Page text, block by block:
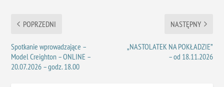
POPRZEDNI
Spotkanie wprowadzające –
Model Creighton – ONLINE –
20.07.2026 – godz. 18.00
NASTĘPNY
„NASTOLATEK NA POKŁADZIE”
– od 18.11.2026